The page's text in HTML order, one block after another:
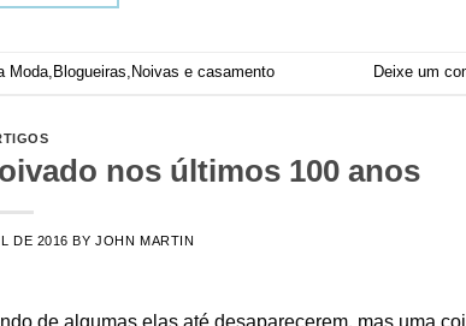
Moda, Blogueiras, Noivas e casamento Deixe um
nos últimos 100 anos
DE 2016 BYJOHN MARTIN